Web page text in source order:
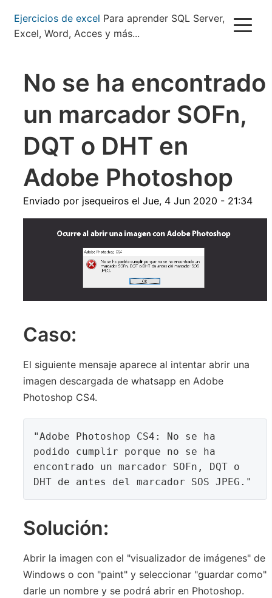
Pasar
contenido
Ejercicios de excel Para aprender SQL Server,
Excel, Word, Acces y más...
No se ha encontrado
un marcador SOFn,
DQT o DHT en
Adobe Photoshop
Enviado por jsequeiros el Jue, 4 Jun 2020 - 21:34
Caso:
El siguiente mensaje aparece al intentar abrir una
imagen descargada de whatsapp en Adobe
Photoshop CS4.
"Adobe Photoshop CS4: No se ha
podido cumplir porque no se ha
encontrado un marcador SOFn, DQT o
DHT de antes del marcador SOS JPEG."
Solución:
Abrir la imagen con el "visualizador de imágenes" de
Windows o con "paint" y seleccionar "guardar como"
darle un nombre y se podrá abrir en Photoshop.